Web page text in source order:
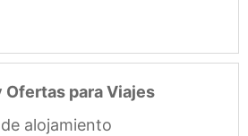
Ofertas para Viajes
de alojamiento